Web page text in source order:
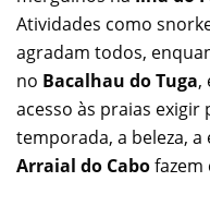
Atividades como
agradam todos,
no Bacalhau do Tuga,
acesso às praias
temporada, a beleza,
Arraial do Cabofazem